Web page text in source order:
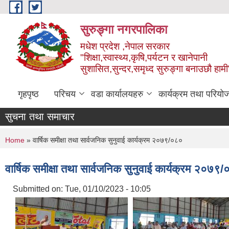
Skip to main content
सुरुङ्‍गा नगरपालिका
मधेश प्रदेश ,नेपाल सरकार
"शिक्षा,स्वास्थ्य,कृषि,पर्यटन र खानेपानी
सुशासित,सुन्दर,समृध्द सुरुङ्गा बनाउछौ
गृहपृष्ठ परिचय वडा कार्यालयहरु कार्यक्रम तथा
सुचना तथा समाचार
You are here
Home » वार्षिक समीक्षा तथा सार्वजनिक सुनुवाई कार्यक्रम २०७९/०८०
वार्षिक समीक्षा तथा सार्वजनिक सुनुवाई कार्यक्रम
Submitted on: Tue, 01/10/2023 - 10:05